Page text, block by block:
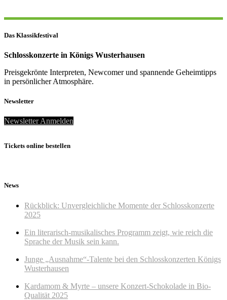
Das Klassikfestival
Schlosskonzerte in Königs Wusterhausen
Preisgekrönte Interpreten, Newcomer und spannende Geheimtipps
in persönlicher Atmosphäre.
Newsletter
Newsletter Anmelden
Tickets online bestellen
News
Rückblick: Unvergleichliche Momente der Schlosskonzerte
2025
Ein literarisch-musikalisches Programm zeigt, wie reich die
Sprache der Musik sein kann.
Junge „Ausnahme“-Talente bei den Schlosskonzerten Königs
Wusterhausen
Kardamom & Myrte – unsere Konzert-Schokolade in Bio-
Qualität 2025